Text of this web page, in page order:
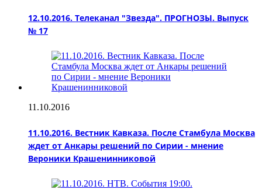
12.10.2016. Телеканал "Звезда". ПРОГНОЗЫ. Выпуск
№ 17
11.10.2016
11.10.2016. Вестник Кавказа. После Стамбула Москва
ждет от Анкары решений по Сирии - мнение
Вероники Крашенинниковой